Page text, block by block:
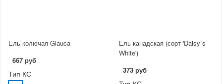
Ель колючая Glauca
667 руб
Тип КС
Ель канадская (сорт 'Daisy`s
White')
373 руб